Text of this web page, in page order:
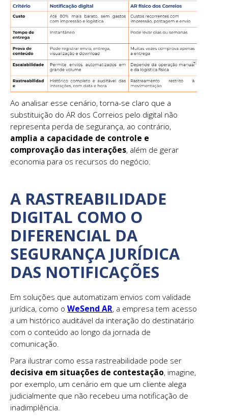
Ao analisar esse cenário, torna-se claro que a
substituição do AR dos Correios pelo digital não
representa perda de segurança, ao contrário,
amplia a capacidade de controle e
comprovação das interações, além de gerar
economia para os recursos do negócio.
A RASTREABILIDADE
DIGITAL COMO O
DIFERENCIAL DA
SEGURANÇA JURÍDICA
DAS NOTIFICAÇÕES
Em soluções que automatizam envios com validade
jurídica, como o WeSend AR, a empresa tem acesso
a um histórico auditável da interação do destinatário
com o conteúdo ao longo da jornada de
comunicação.
Para ilustrar como essa rastreabilidade pode ser
decisiva em situações de contestação, imagine,
por exemplo, um cenário em que um cliente alega
judicialmente que não recebeu uma notificação de
inadimplência.